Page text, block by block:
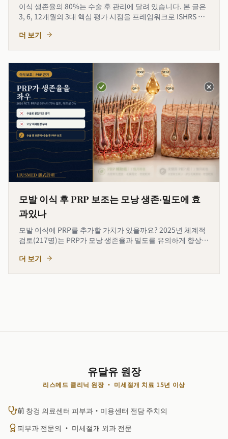
이식 생존율의 80%는 수술 후 관리에 달려 있습니다. 본 글은
3, 6, 12개월의 3대 핵심 평가 시점을 프레임워크로 ISHRS 지
할 일", "관찰해야 할 일"을 제공해 생존율 최대화
더 보기
모발 이식 후 PRP 보조는 모낭 생존·밀도에 효
과있나
모발 이식에 PRP를 추가할 가치가 있을까요? 2025년 체계적
검토(217명)는 PRP가 모낭 생존율과 밀도를 유의하게 향상함
에 75% 밀도 달성(대조군 0%). 본 글은 PRP의
더 보기
유달유 원장
리스메드 클리닉 원장 · 미세절개 치료 15년 이상
前 창겅 의료센터 피부과·미용센터 전담 주치의
피부과 전문의 · 미세절개 외과 전문